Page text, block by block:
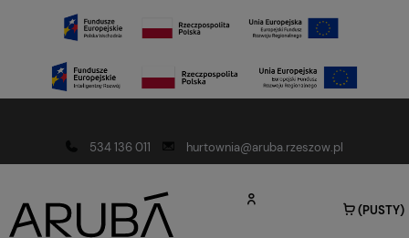
534 136 011
hurtownia@aruba.rzeszow.pl
(PUSTY)